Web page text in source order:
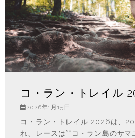
コ・ラン・トレイル
2026年1月15日
コ・ラン・トレイル 2026は、
れ、レースは**コ・ラン島のサ